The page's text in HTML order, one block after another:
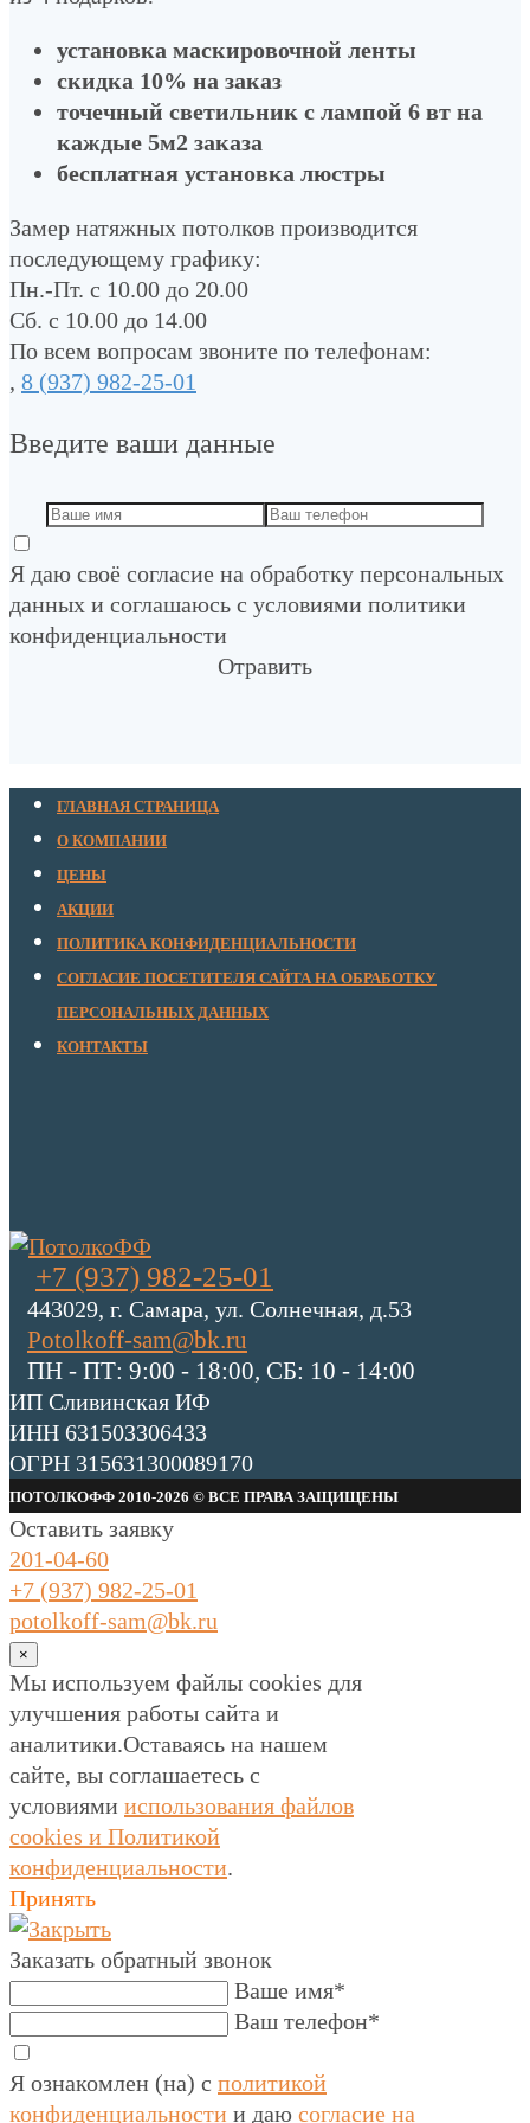
установка маскировочной ленты
скидка 10% на заказ
точечный светильник с лампой 6 вт на
каждые 5м2 заказа
бесплатная установка люстры
Замер натяжных потолков производится
последующему графику:
Пн.-Пт. с 10.00 до 20.00
Сб. с 10.00 до 14.00
По всем вопросам звоните по телефонам:
, 8 (937) 982-25-01
Введите ваши данные
Я даю своё согласие на обработку персональных
данных и соглашаюсь с условиями политики
конфиденциальности
Отравить
ГЛАВНАЯ СТРАНИЦА
О КОМПАНИИ
ЦЕНЫ
АКЦИИ
ПОЛИТИКА КОНФИДЕНЦИАЛЬНОСТИ
СОГЛАСИЕ ПОСЕТИТЕЛЯ САЙТА НА ОБРАБОТКУ
ПЕРСОНАЛЬНЫХ ДАННЫХ
КОНТАКТЫ
+7 (937) 982-25-01
443029, г. Самара, ул. Солнечная, д.53
Potolkoff-sam@bk.ru
ПН - ПТ: 9:00 - 18:00, СБ: 10 - 14:00
ИП Сливинская ИФ
ИНН 631503306433
ОГРН 315631300089170
ПОТОЛКОФФ 2010-2026 © ВСЕ ПРАВА ЗАЩИЩЕНЫ
Оставить заявку
201-04-60
+7 (937) 982-25-01
potolkoff-sam@bk.ru
×
Мы используем файлы cookies для
улучшения работы сайта и
аналитики.Оставаясь на нашем
сайте, вы соглашаетесь с
условиями использования файлов
cookies и Политикой
конфиденциальности.
Принять
Заказать обратный звонок
Ваше имя*
Ваш телефон*
Я ознакомлен (на) с политикой
конфиденциальности и даю согласие на